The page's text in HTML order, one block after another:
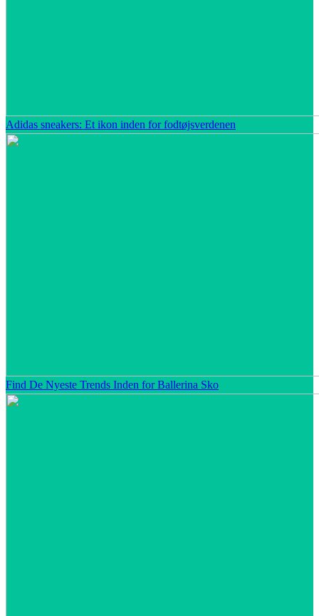
Adidas sneakers: Et ikon inden for fodtøjsverdenen
Find De Nyeste Trends Inden for Ballerina Sko